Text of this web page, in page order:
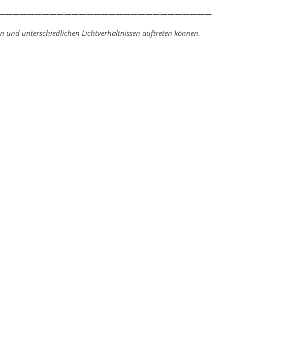
und unterschiedlichen Lichtverhältnissen auftreten können.